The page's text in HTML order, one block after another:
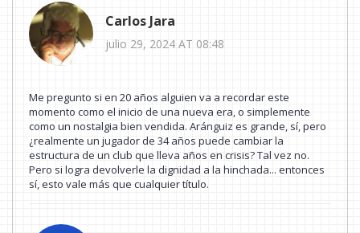
Carlos Jara
julio 29, 2024 AT 08:48
Me pregunto si en 20 años alguien va a recordar este
momento como el inicio de una nueva era, o simplemente
como un nostalgia bien vendida. Aránguiz es grande, sí, pero
¿realmente un jugador de 34 años puede cambiar la
estructura de un club que lleva años en crisis? Tal vez no.
Pero si logra devolverle la dignidad a la hinchada... entonces
sí, esto vale más que cualquier título.